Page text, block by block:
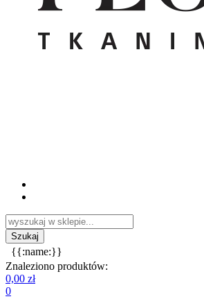
{{:name:}}
Znaleziono produktów:
0,00 zł
0